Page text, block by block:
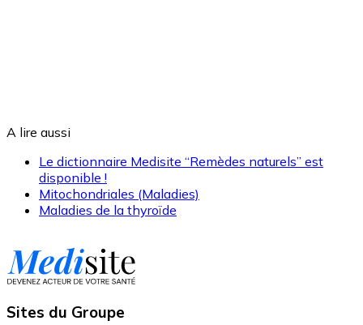
A lire aussi
Le dictionnaire Medisite “Remèdes naturels” est
disponible !
Mitochondriales (Maladies)
Maladies de la thyroïde
Sites du Groupe